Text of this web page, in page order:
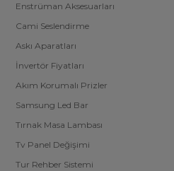
Enstrüman Aksesuarları
Cami Seslendirme
Askı Aparatları
İnvertör Fiyatları
Akım Korumalı Prizler
Samsung Led Bar
Tırnak Masa Lambası
Tv Panel Değişimi
Tur Rehber Sistemi